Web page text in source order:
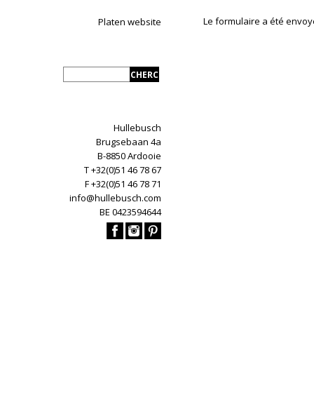
Platen website
Hullebusch
Brugsebaan 4a
B-8850 Ardooie
T +32(0)51 46 78 67
F +32(0)51 46 78 71
info@hullebusch.com
BE 0423594644
Le formulaire a été